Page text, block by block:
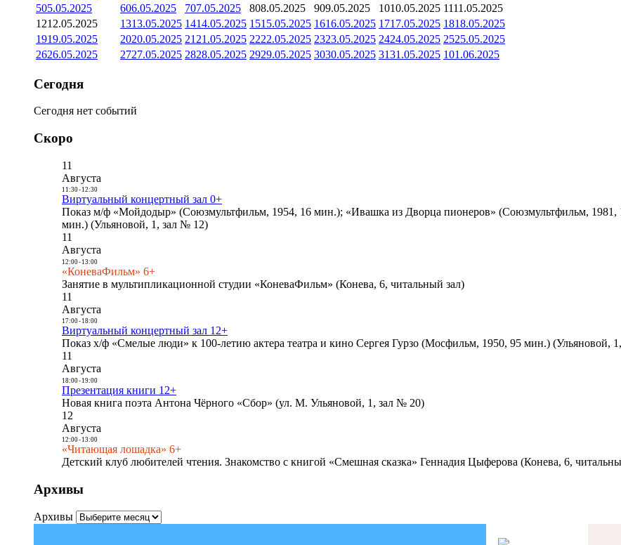
505.05.2025 606.05.2025 707.05.2025 808.05.2025 909.05.2025 1010.05.2025 1111.05.2025
1212.05.2025 1313.05.2025 1414.05.2025 1515.05.2025 1616.05.2025 1717.05.2025 1818.05.2025
1919.05.2025 2020.05.2025 21 21.05.2025 2222.05.2025 2323.05.2025 2424.05.2025 2525.05.2025
2626.05.2025 2727.05.2025 2828.05.2025 2929.05.2025 3030.05.2025 3131.05.2025 101.06.2025
Сегодня
Сегодня нет событий
Скоро
11
Августа
11:30- 12:30
Виртуальный концертный зал 0+
Показ м/ф «Мойдодыр» (Союзмультфильм, 1954, 16 мин.); «Ивашка из Дворца пионеров» (Союзмультфильм,
мин.) (Ульяновой, 1, зал № 12)
11
Августа
12:00- 13:00
«КоневаФильм» 6+
Занятие в мультипликационной студии «КоневаФильм» (Конева, 6, читальный зал)
11
Августа
17:00- 18:00
Виртуальный концертный зал 12+
Показ х/ф «Смелые люди» к 100-летию актера театра и кино Сергея Гурзо (Мосфильм, 1950, 95 мин.) (Ульяновой,
11
Августа
18:00- 19:00
Презентация книги 12+
Новая книга поэта Антона Чёрного «Сбор» (ул. М. Ульяновой, 1, зал № 20)
12
Августа
12:00- 13:00
«Читающая лошадка» 6+
Детский клуб любителей чтения. Знакомство с книгой «Смешная сказка» Геннадия Цыферова (Конева, 6,
Архивы
Архивы